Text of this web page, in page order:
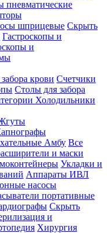
пневматические
шприцевые Скрыть
Гастроскопы и
и
крови Счетчики
Столы для забора
Холодильники
Амбу Все
и маски
Укладки и
Аппараты ИВЛ
насосы
портативные
Скрыть
и
Хирургия